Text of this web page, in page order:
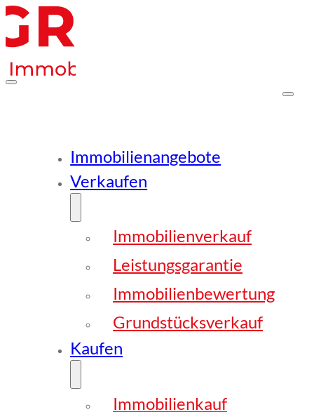
Immobilienangebote
Verkaufen
Immobilienverkauf
Leistungsgarantie
Immobilienbewertung
Grundstücksverkauf
Kaufen
Immobilienkauf